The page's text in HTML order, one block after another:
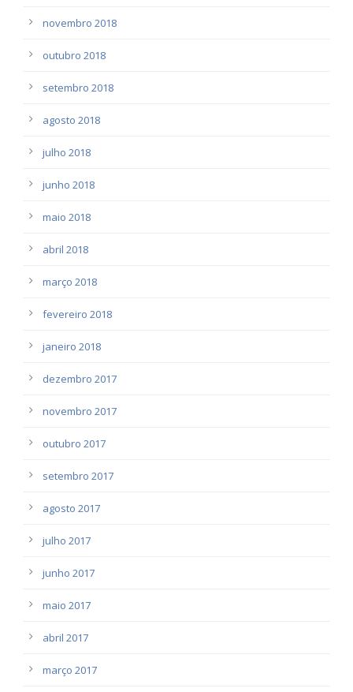
novembro 2018
outubro 2018
setembro 2018
agosto 2018
julho 2018
junho 2018
maio 2018
abril 2018
março 2018
fevereiro 2018
janeiro 2018
dezembro 2017
novembro 2017
outubro 2017
setembro 2017
agosto 2017
julho 2017
junho 2017
maio 2017
abril 2017
março 2017